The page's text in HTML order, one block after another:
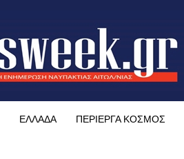
ΕΛΛΑΔΑ ΠΕΡΙΕΡΓΑ ΚΟΣΜΟΣ